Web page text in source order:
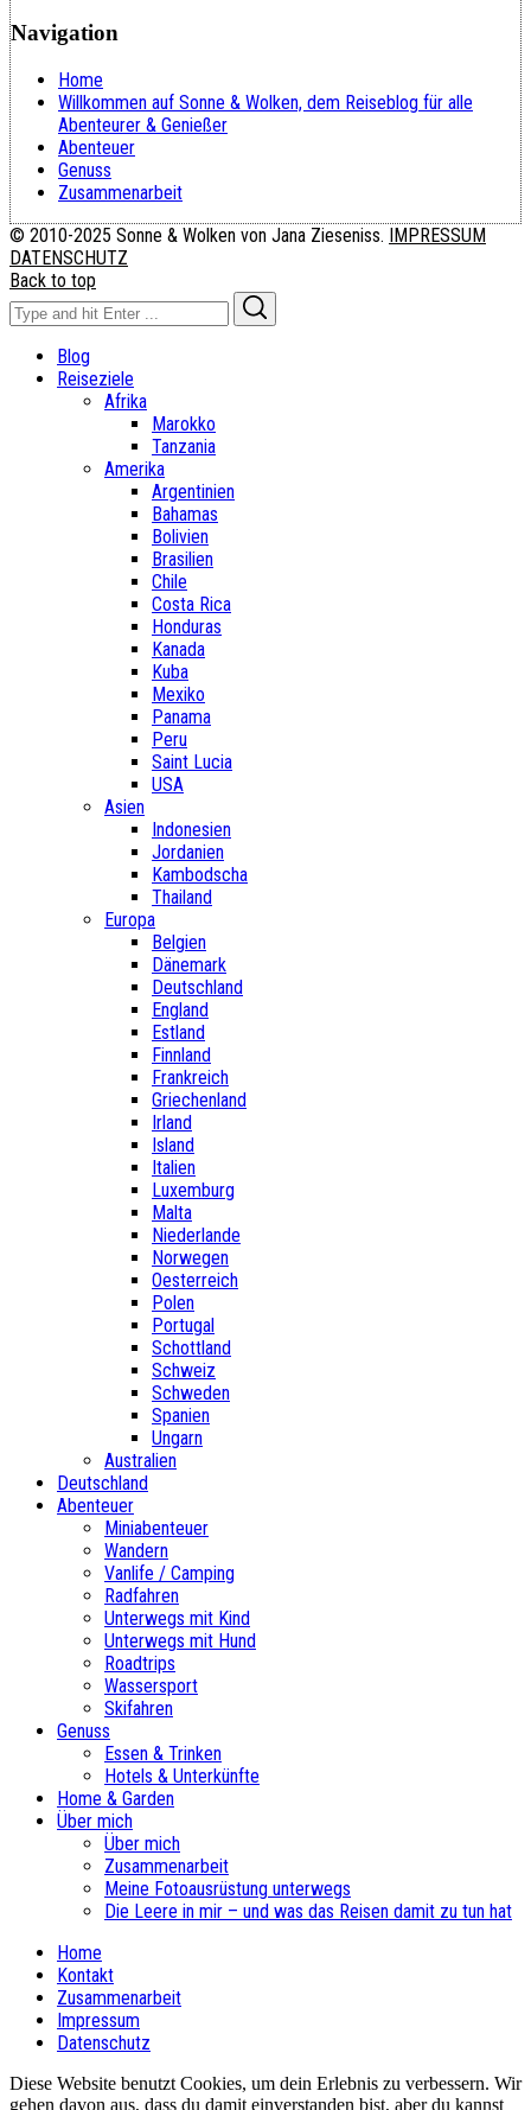
Navigation
Home
Willkommen auf Sonne & Wolken, dem Reiseblog für alle
Abenteurer & Genießer
Abenteuer
Genuss
Zusammenarbeit
© 2010-2025 Sonne & Wolken von Jana Zieseniss. IMPRESSUM
DATENSCHUTZ
Back to top
Search
for:
Blog
Reiseziele
Afrika
Marokko
Tanzania
Amerika
Argentinien
Bahamas
Bolivien
Brasilien
Chile
Costa Rica
Honduras
Kanada
Kuba
Mexiko
Panama
Peru
Saint Lucia
USA
Asien
Indonesien
Jordanien
Kambodscha
Thailand
Europa
Belgien
Dänemark
Deutschland
England
Estland
Finnland
Frankreich
Griechenland
Irland
Island
Italien
Luxemburg
Malta
Niederlande
Norwegen
Oesterreich
Polen
Portugal
Schottland
Schweiz
Schweden
Spanien
Ungarn
Australien
Deutschland
Abenteuer
Miniabenteuer
Wandern
Vanlife / Camping
Radfahren
Unterwegs mit Kind
Unterwegs mit Hund
Roadtrips
Wassersport
Skifahren
Genuss
Essen & Trinken
Hotels & Unterkünfte
Home & Garden
Über mich
Über mich
Zusammenarbeit
Meine Fotoausrüstung unterwegs
Die Leere in mir – und was das Reisen damit zu tun hat
Home
Kontakt
Zusammenarbeit
Impressum
Datenschutz
Diese Website benutzt Cookies, um dein Erlebnis zu verbessern. Wir
gehen davon aus, dass du damit einverstanden bist, aber du kannst